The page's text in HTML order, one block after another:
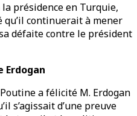
la présidence en Turquie,
qu’il continuerait à mener
défaite contre le président
Erdogan
a félicité M. Erdogan
s’agissait d’une preuve